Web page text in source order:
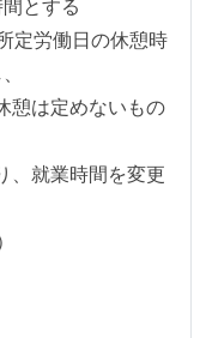
ション開発を実践
ング、またはそれ
っている
的にチームでふり
人日など）ではな
の意見を調整する
とする
定労働日の休憩時
憩は定めないもの
、就業時間を変更